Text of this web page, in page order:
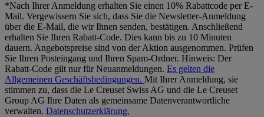
*Nach Ihrer Anmeldung erhalten Sie einen 10% Rabattcode per E-
Mail. Vergewissern Sie sich, dass Sie die Newsletter-Anmeldung
über die E-Mail, die wir Ihnen senden, bestätigen. Anschließend
erhalten Sie Ihren Rabatt-Code. Dies kann bis zu 10 Minuten
dauern. Angebotspreise sind von der Aktion ausgenommen. Prüfen
Sie Ihren Posteingang und Ihren Spam-Ordner. Hinweis: Der
Rabatt-Code gilt nur für Neuanmeldungen. Es gelten die
Allgemeinen Geschäftsbedingungen. Mit Ihrer Anmeldung, sie
stimmen zu, dass die Le Creuset Swiss AG und die Le Creuset
Group AG Ihre Daten als gemeinsame Datenverantwortliche
verwalten. Datenschutzerklärung.